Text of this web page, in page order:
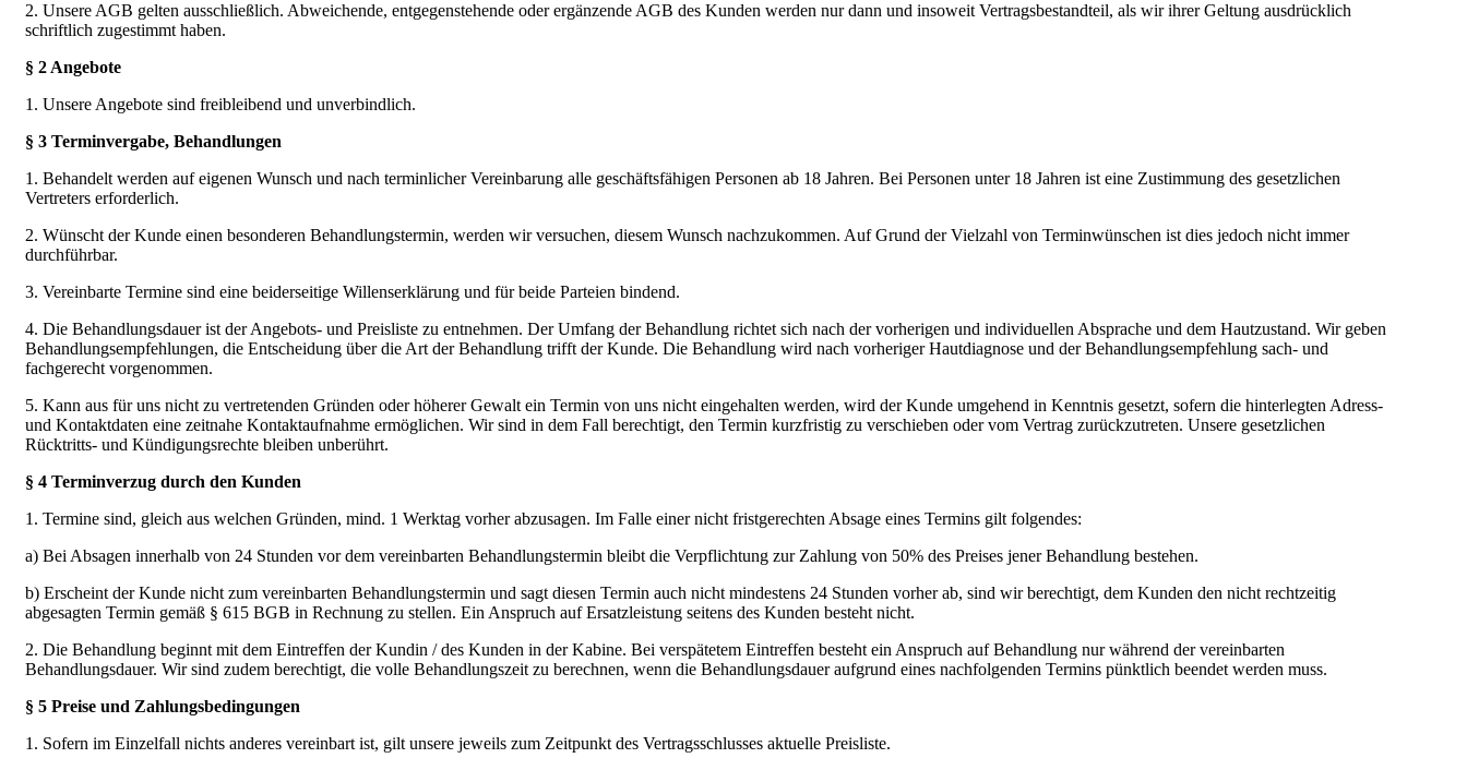
2. Unsere AGB gelten ausschließlich. Abweichende, entgegenstehende oder ergänzende AGB des Kunden werden nur dann und insoweit Vertragsbestandteil, als wir ihrer Geltung ausdrücklich
schriftlich zugestimmt haben.
§ 2 Angebote
1. Unsere Angebote sind freibleibend und unverbindlich.
§ 3 Terminvergabe, Behandlungen
1. Behandelt werden auf eigenen Wunsch und nach terminlicher Vereinbarung alle geschäftsfähigen Personen ab 18 Jahren. Bei Personen unter 18 Jahren ist eine Zustimmung des gesetzlichen
Vertreters erforderlich.
2. Wünscht der Kunde einen besonderen Behandlungstermin, werden wir versuchen, diesem Wunsch nachzukommen. Auf Grund der Vielzahl von Terminwünschen ist dies jedoch nicht immer
durchführbar.
3. Vereinbarte Termine sind eine beiderseitige Willenserklärung und für beide Parteien bindend.
4. Die Behandlungsdauer ist der Angebots- und Preisliste zu entnehmen. Der Umfang der Behandlung richtet sich nach der vorherigen und individuellen Absprache und dem Hautzustand. Wir geben
Behandlungsempfehlungen, die Entscheidung über die Art der Behandlung trifft der Kunde. Die Behandlung wird nach vorheriger Hautdiagnose und der Behandlungsempfehlung sach- und
fachgerecht vorgenommen.
5. Kann aus für uns nicht zu vertretenden Gründen oder höherer Gewalt ein Termin von uns nicht eingehalten werden, wird der Kunde umgehend in Kenntnis gesetzt, sofern die hinterlegten Adress-
und Kontaktdaten eine zeitnahe Kontaktaufnahme ermöglichen. Wir sind in dem Fall berechtigt, den Termin kurzfristig zu verschieben oder vom Vertrag zurückzutreten. Unsere gesetzlichen
Rücktritts- und Kündigungsrechte bleiben unberührt.
§ 4 Terminverzug durch den Kunden
1. Termine sind, gleich aus welchen Gründen, mind. 1 Werktag vorher abzusagen. Im Falle einer nicht fristgerechten Absage eines Termins gilt folgendes:
a) Bei Absagen innerhalb von 24 Stunden vor dem vereinbarten Behandlungstermin bleibt die Verpflichtung zur Zahlung von 50% des Preises jener Behandlung bestehen.
b) Erscheint der Kunde nicht zum vereinbarten Behandlungstermin und sagt diesen Termin auch nicht mindestens 24 Stunden vorher ab, sind wir berechtigt, dem Kunden den nicht rechtzeitig
abgesagten Termin gemäß § 615 BGB in Rechnung zu stellen. Ein Anspruch auf Ersatzleistung seitens des Kunden besteht nicht.
2. Die Behandlung beginnt mit dem Eintreffen der Kundin / des Kunden in der Kabine. Bei verspätetem Eintreffen besteht ein Anspruch auf Behandlung nur während der vereinbarten
Behandlungsdauer. Wir sind zudem berechtigt, die volle Behandlungszeit zu berechnen, wenn die Behandlungsdauer aufgrund eines nachfolgenden Termins pünktlich beendet werden muss.
§ 5 Preise und Zahlungsbedingungen
1. Sofern im Einzelfall nichts anderes vereinbart ist, gilt unsere jeweils zum Zeitpunkt des Vertragsschlusses aktuelle Preisliste.